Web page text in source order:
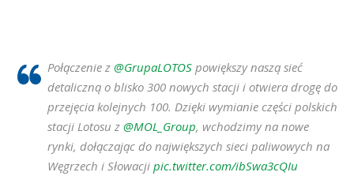
Połączenie z @GrupaLOTOS powiększy naszą sieć
detaliczną o blisko 300 nowych stacji i otwiera drogę do
przejęcia kolejnych 100. Dzięki wymianie części polskich
stacji Lotosu z @MOL_Group, wchodzimy na nowe
rynki, dołączając do największych sieci paliwowych na
Węgrzech i Słowacji pic.twitter.com/ibSwa3cQIu